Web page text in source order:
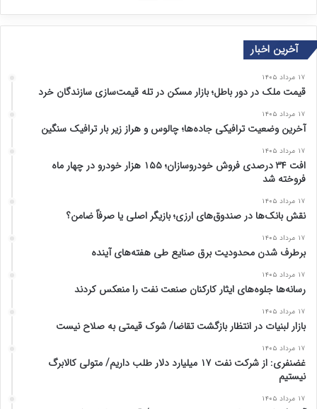
ح
ب
ی
ح
ع
ی
آخرین اخبار
۱۷ مرداد ۱۴۰۵
قیمت ملک در دور باطل؛ بازار مسکن در تله قیمت‌سازی سازندگان خرد
۱۷ مرداد ۱۴۰۵
آخرین وضعیت ترافیکی جاده‌ها؛ چالوس و هراز زیر بار ترافیک سنگین
۱۷ مرداد ۱۴۰۵
افت ۳۴ درصدی فروش خودروسازان؛ ۱۵۵ هزار خودرو در چهار ماه
فروخته شد
۱۷ مرداد ۱۴۰۵
نقش بانک‌ها در صندوق‌های ارزی؛ بازیگر اصلی یا صرفاً ضامن؟
۱۷ مرداد ۱۴۰۵
برطرف شدن محدودیت‌ برق صنایع طی هفته‌های آینده
۱۷ مرداد ۱۴۰۵
رسانه‌ها جلوه‌های ایثار کارکنان صنعت نفت را منعکس کردند
۱۷ مرداد ۱۴۰۵
بازار لبنیات در انتظار بازگشت تقاضا/ شوک قیمتی به صلاح نیست
۱۷ مرداد ۱۴۰۵
غضنفری: از شرکت نفت ۱۷ میلیارد دلار طلب داریم/ متولی کالابرگ
نیستیم
۱۷ مرداد ۱۴۰۵